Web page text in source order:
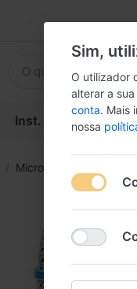
Inst. Cordas
Microfones Dinâmicos
Sim,
O utilizador
alterar a
conta. Mais
nossa